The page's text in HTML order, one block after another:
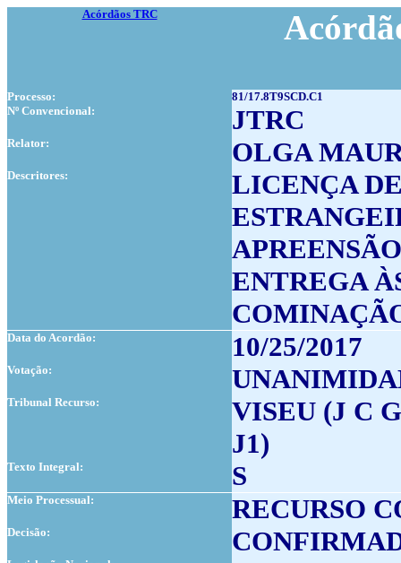
Acórdãos TRC
Processo:
81/17.8T9SCD.C1
Nº Convencional:
JTRC
Relator: OLGA
Descritores:
LICENÇA
APREENSÃO
ENTREGA
Data do Acordão: 10/25/2017
Votação:
Tribunal Recurso:
VISEU (J C
J1)
Texto Integral: S
Meio Processual: RECURSO
Decisão: